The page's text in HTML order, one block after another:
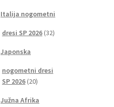
Italija nogometni
dresi SP 2026 3232
Japonska
nogometni dresi
SP 2026 2020
Južna Afrika